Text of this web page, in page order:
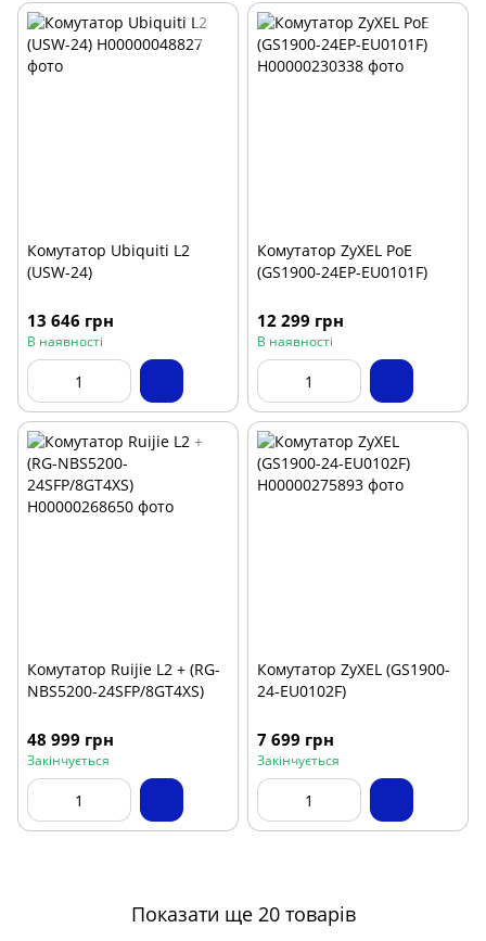
Комутатор Ubiquiti L2
(USW-24)
13 646 грн
В наявності
Комутатор ZyXEL PoE
(GS1900-24EP-EU0101F)
12 299 грн
В наявності
Комутатор Ruijie L2 + (RG-
NBS5200-24SFP/8GT4XS)
48 999 грн
Закінчується
Комутатор ZyXEL (GS1900-
24-EU0102F)
7 699 грн
Закінчується
Показати ще 20 товарів